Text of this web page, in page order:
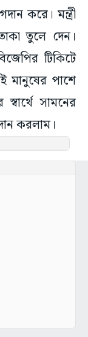
করে। মন্ত্রী
তুলে দেন।
টিকিটে
মানুষের পাশে
সামনের
করলাম।